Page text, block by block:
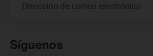
Dirección de correo electrónico
Síguenos